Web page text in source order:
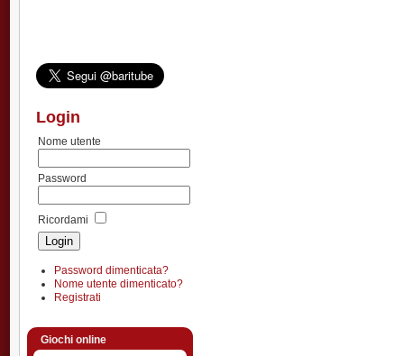
Login
Nome utente
Password
Ricordami
Password dimenticata?
Nome utente dimenticato?
Registrati
Giochi online